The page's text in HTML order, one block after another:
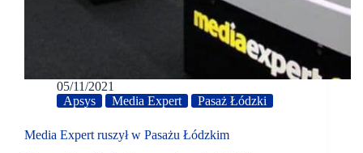
05/11/2021
Apsys
Media Expert Pasaż Łódzki
Media Expert ruszył w Pasażu Łódzkim